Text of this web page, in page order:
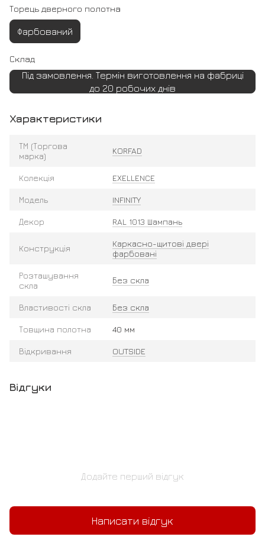
Торець дверного полотна
Фарбований
Склад
Під замовлення. Термін виготовлення на фабриці
до 20 робочих днів
Характеристики
ТМ (Торгова
марка)
KORFAD
Колекція EXELLENCE
Модель INFINITY
Декор RAL 1013 Шампань
Конструкція
Каркасно-щитові двері
фарбовані
Розташування
скла
Без скла
Властивості скла Без скла
Товщина полотна 40 мм
Відкривання OUTSIDE
Відгуки
Додайте перший відгук
Написати відгук